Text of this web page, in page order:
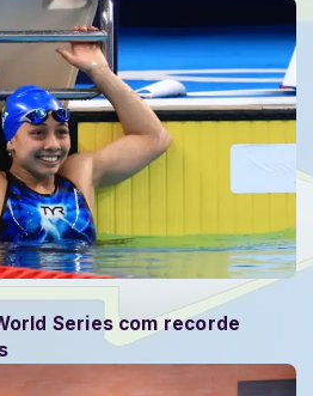
Series com recorde